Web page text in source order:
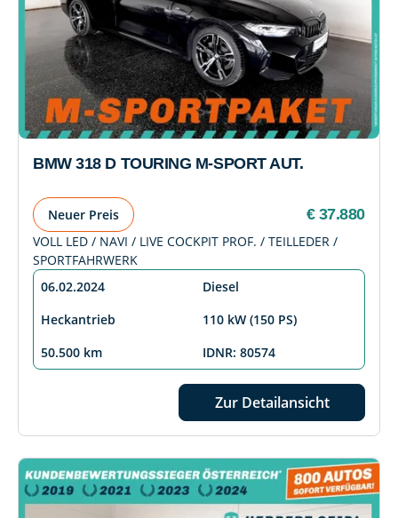
BMW 318 D TOURING M-SPORT AUT.
Neuer Preis € 37.880
VOLL LED / NAVI / LIVE COCKPIT PROF. / TEILLEDER /
SPORTFAHRWERK
06.02.2024
Diesel
Heckantrieb
110 kW (150 PS)
50.500 km
IDNR: 80574
Zur Detailansicht